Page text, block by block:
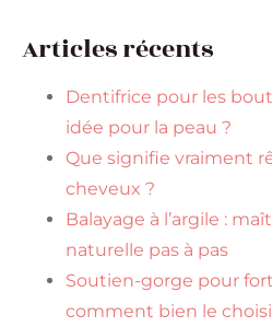
Articles récents
Dentifrice pour les
idée pour la peau ?
Que signifie vraiment
cheveux ?
Balayage à l’argile :
naturelle pas à pas
Soutien-gorge pour
comment bien le